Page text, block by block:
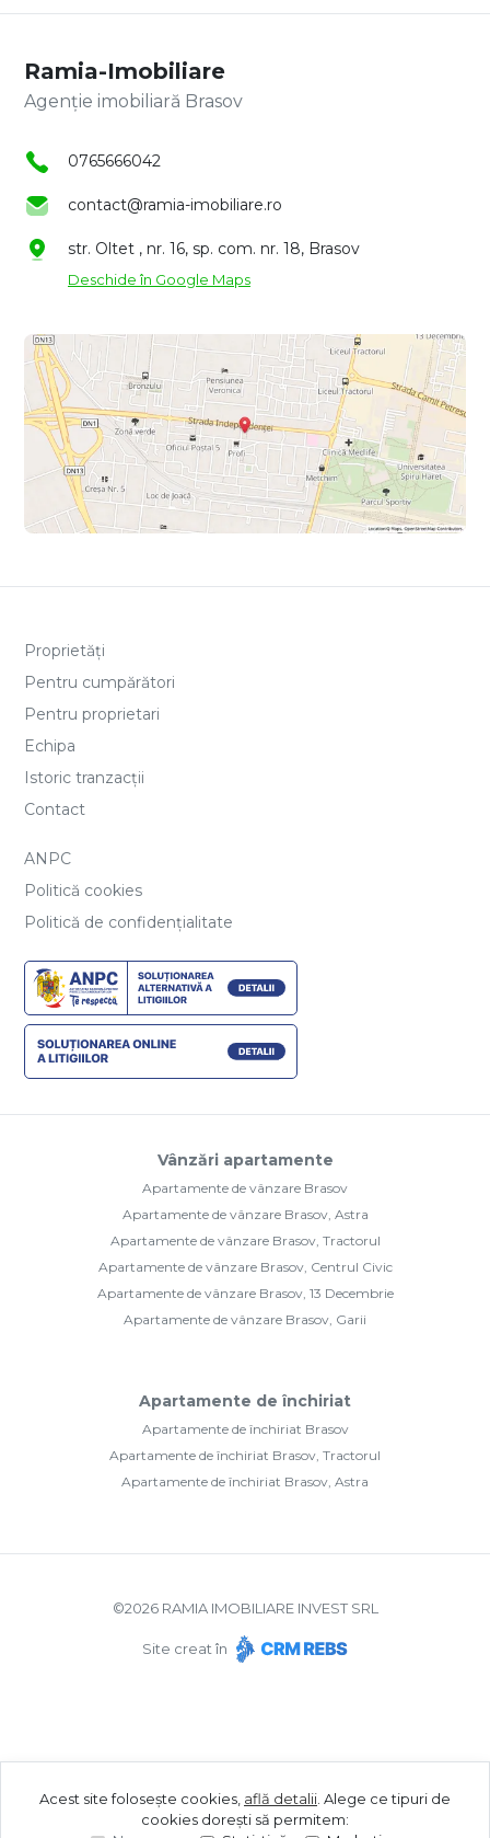
Ramia-Imobiliare
Agenție imobiliară Brasov
0765666042
contact@ramia-imobiliare.ro
str. Oltet , nr. 16, sp. com. nr. 18, Brasov
Deschide în Google Maps
Proprietăți
Pentru cumpărători
Pentru proprietari
Echipa
Istoric tranzacții
Contact
ANPC
Politică cookies
Politică de confidențialitate
Vânzări apartamente
Apartamente de vânzare Brasov
Apartamente de vânzare Brasov, Astra
Apartamente de vânzare Brasov, Tractorul
Apartamente de vânzare Brasov, Centrul Civic
Apartamente de vânzare Brasov, 13 Decembrie
Apartamente de vânzare Brasov, Garii
Apartamente de închiriat
Apartamente de închiriat Brasov
Apartamente de închiriat Brasov, Tractorul
Apartamente de închiriat Brasov, Astra
©2026RAMIA IMOBILIARE INVEST SRL
Site creat în
Acest site folosește cookies, află detalii Alege ce tipuri de
cookies dorești să permitem: